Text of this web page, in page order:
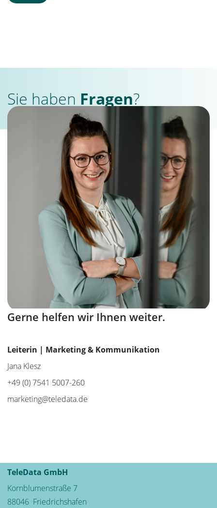
Sie haben Fragen?
Gerne helfen wir Ihnen weiter.
Leiterin | Marketing & Kommunikation
Jana Klesz
+49 (0) 7541 5007-260
marketing@teledata.de
TeleData GmbH
Kornblumenstraße 7
88046 Friedrichshafen